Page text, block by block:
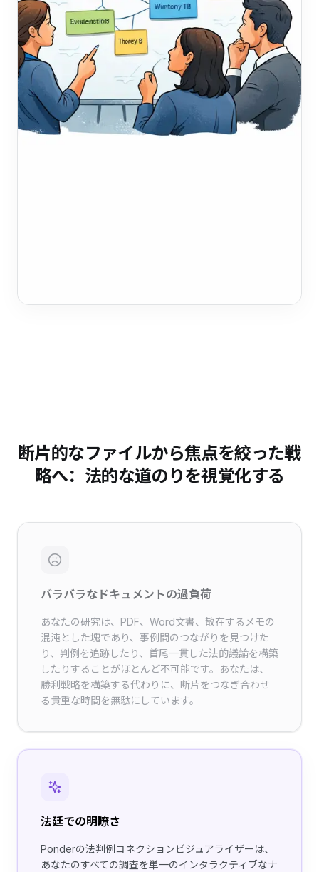
断片的なファイルから焦点を絞った戦
略へ：法的な道のりを視覚化する
バラバラなドキュメントの過負荷
あなたの研究は、PDF、Word文書、散在するメモの
混沌とした塊であり、事例間のつながりを見つけた
り、判例を追跡したり、首尾一貫した法的議論を構築
したりすることがほとんど不可能です。あなたは、
勝利戦略を構築する代わりに、断片をつなぎ合わせ
る貴重な時間を無駄にしています。
法廷での明瞭さ
Ponderの法判例コネクションビジュアライザーは、
あなたのすべての調査を単一のインタラクティブなナ